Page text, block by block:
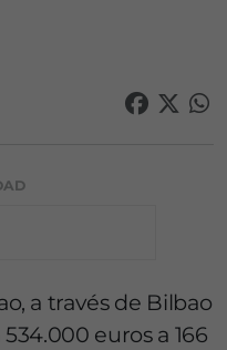
a través de Bilbao
euros a 166